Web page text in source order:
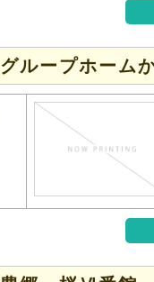
グループホーム